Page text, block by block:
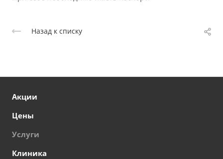
Назад к списку
Акции
Цены
Услуги
Клиника